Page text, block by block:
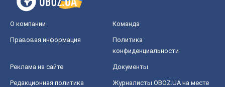
О компании Команда
Правовая информация
Политика
конфиденциальности
Реклама на сайте Документы
Редакционная политика
Журналисты OBOZ.UA на месте